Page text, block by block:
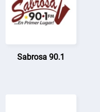
Sabrosa 90.1